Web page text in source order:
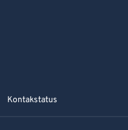
Kontakstatus